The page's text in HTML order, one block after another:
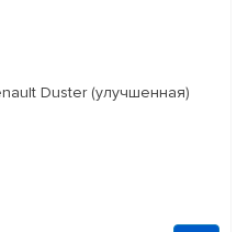
Duster (улучшенная)